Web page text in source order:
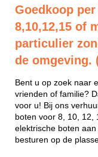
Goedkoop
8,10,12,15 of
particulier
de omgeving.
Bent u op zoek naar
vrienden of familie?
voor u! Bij ons
boten voor 8, 10, 12,
elektrische boten
besturen op de